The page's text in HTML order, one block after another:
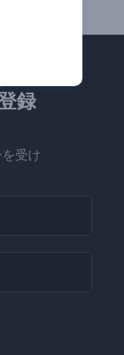
ー
録
受け